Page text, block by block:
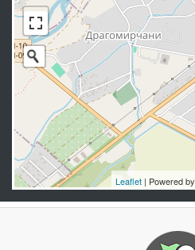
Leaflet | Powered by